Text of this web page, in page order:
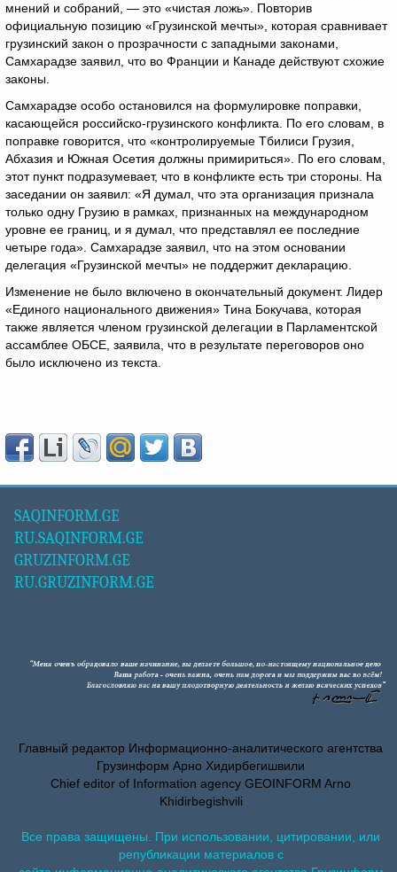
мнений и собраний, — это «чистая ложь». Повторив
официальную позицию «Грузинской мечты», которая сравнивает
грузинский закон о прозрачности с западными законами,
Самхарадзе заявил, что во Франции и Канаде действуют схожие
законы.
Самхарадзе особо остановился на формулировке поправки,
касающейся российско-грузинского конфликта. По его словам, в
поправке говорится, что «контролируемые Тбилиси Грузия,
Абхазия и Южная Осетия должны примириться». По его словам,
этот пункт подразумевает, что в конфликте есть три стороны. На
заседании он заявил: «Я думал, что эта организация признала
только одну Грузию в рамках, признанных на международном
уровне ее границ, и я думал, что представлял ее последние
четыре года». Самхарадзе заявил, что на этом основании
делегация «Грузинской мечты» не поддержит декларацию.
Изменение не было включено в окончательный документ. Лидер
«Единого национального движения» Тина Бокучава, которая
также является членом грузинской делегации в Парламентской
ассамблее ОБСЕ, заявила, что в результате переговоров оно
было исключено из текста.
SAQINFORM.GE
RU.SAQINFORM.GE
GRUZINFORM.GE
RU.GRUZINFORM.GE
Главный редактор Информационно-аналитического агентства
Грузинформ Арно Хидирбегишвили
Chief editor of Information agency GEOINFORM Arno
Khidirbegishvili
Все права защищены. При использовании, цитировании, или
републикации материалов с